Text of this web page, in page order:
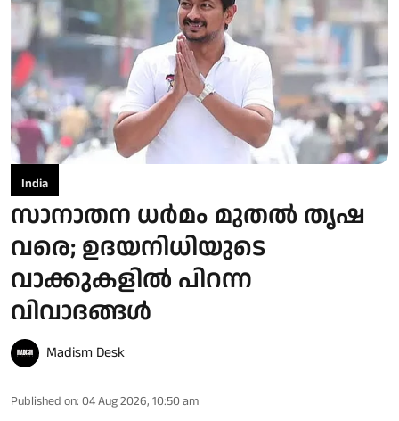
India
സാനാതന ധര്‍മം മുതല്‍ തൃഷ
വരെ; ഉദയനിധിയുടെ
വാക്കുകളില്‍ പിറന്ന
വിവാദങ്ങള്‍
Madism Desk
Published on: 04 Aug 2026, 10:50 am